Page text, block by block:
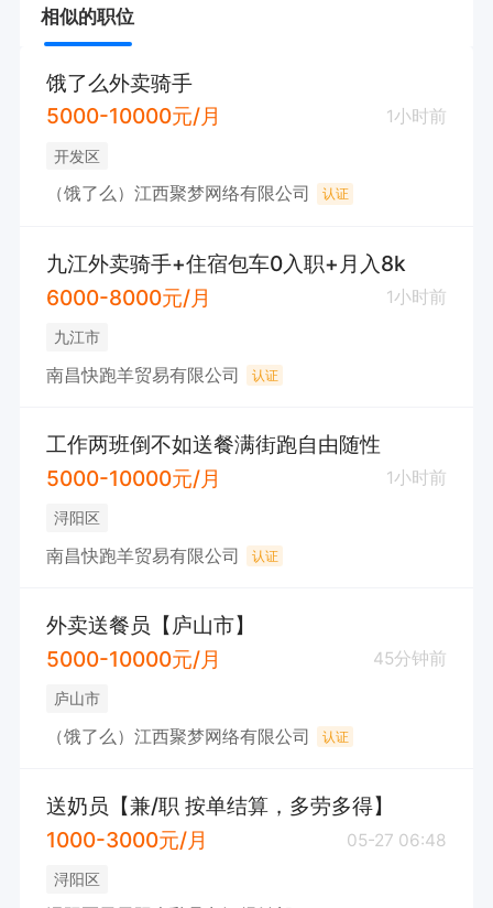
相似的职位
饿了么外卖骑手
5000-10000元/月
1小时前
开发区
（饿了么）江西聚梦网络有限公司 认证
九江外卖骑手+住宿包车0入职+月入8k
6000-8000元/月
1小时前
九江市
南昌快跑羊贸易有限公司 认证
工作两班倒不如送餐满街跑自由随性
5000-10000元/月
1小时前
浔阳区
南昌快跑羊贸易有限公司 认证
外卖送餐员【庐山市】
5000-10000元/月
45分钟前
庐山市
（饿了么）江西聚梦网络有限公司 认证
送奶员【兼/职 按单结算，多劳多得】
1000-3000元/月
05-27 06:48
浔阳区